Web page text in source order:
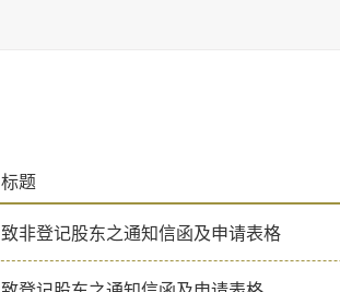
标题
致非登记股东之通知信函及申请表格